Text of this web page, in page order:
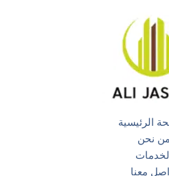
الرئيسية
من نحن
معنا